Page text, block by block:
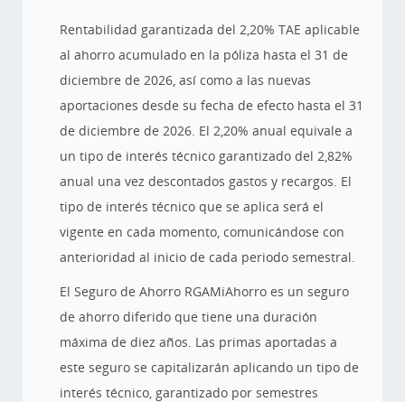
Rentabilidad garantizada del 2,20% TAE aplicable
al ahorro acumulado en la póliza hasta el 31 de
diciembre de 2026, así como a las nuevas
aportaciones desde su fecha de efecto hasta el 31
de diciembre de 2026. El 2,20% anual equivale a
un tipo de interés técnico garantizado del 2,82%
anual una vez descontados gastos y recargos. El
tipo de interés técnico que se aplica será el
vigente en cada momento, comunicándose con
anterioridad al inicio de cada periodo semestral.
El Seguro de Ahorro RGAMiAhorro es un seguro
de ahorro diferido que tiene una duración
máxima de diez años. Las primas aportadas a
este seguro se capitalizarán aplicando un tipo de
interés técnico, garantizado por semestres